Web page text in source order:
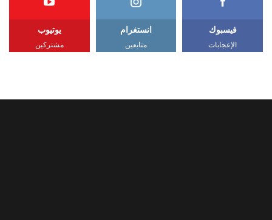
فيسبوك
الإعجابات
انستغرام
متابعين
يوتيوب
مشتركين